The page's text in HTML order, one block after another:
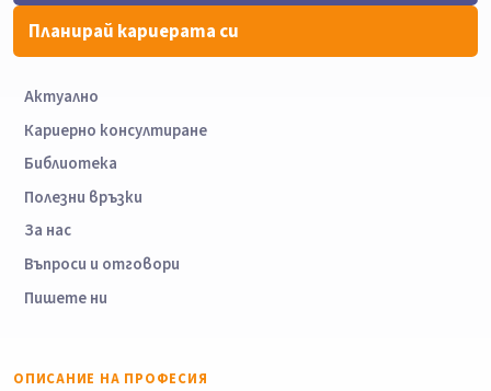
Планирай кариерата си
Актуално
Кариерно консултиране
Библиотека
Полезни връзки
За нас
Въпроси и отговори
Пишете ни
ОПИСАНИЕ НА ПРОФЕСИЯ